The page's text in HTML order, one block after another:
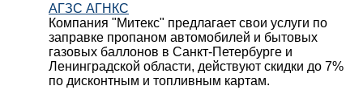
АГЗС АГНКС
Компания "Митекс" предлагает свои услуги по
заправке пропаном автомобилей и бытовых
газовых баллонов в Санкт-Петербурге и
Ленинградской области, действуют скидки до 7%
по дисконтным и топливным картам.